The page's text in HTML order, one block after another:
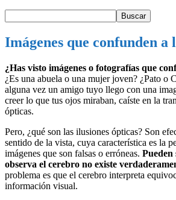
Imágenes que confunden a
¿Has visto imágenes o fotografías que
¿Es una abuela o una mujer joven? ¿Pato o
alguna vez un amigo tuyo llego con una
creer lo que tus ojos miraban, caíste en la
ópticas.
Pero, ¿qué son las ilusiones ópticas? Son
sentido de la vista, cuya característica es la
imágenes que son falsas o erróneas. Pueden
observa el cerebro no existe
problema es que el cerebro interpreta
información visual.